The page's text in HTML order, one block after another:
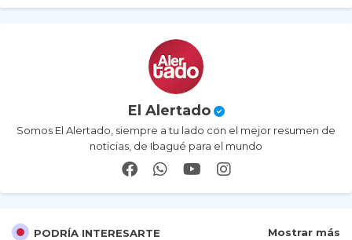
El Alertado
Somos El Alertado, siempre a tu lado con el mejor resumen de
noticias, de Ibagué para el mundo
PODRÍA INTERESARTE Mostrar más